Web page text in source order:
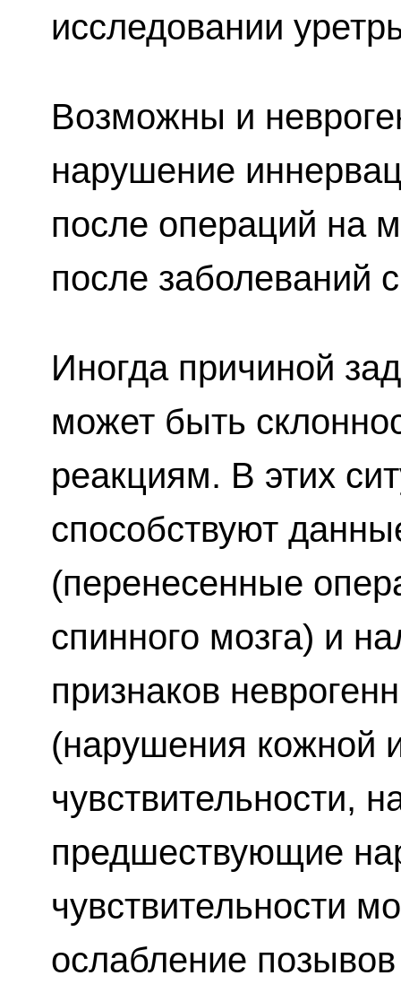
исследовании
Возможны и
нарушение
после операций на
после заболеваний
Иногда причиной
может быть
реакциям. В этих
способствуют
(перенесенные
спинного мозга) и
признаков
(нарушения кожной
чувствительности,
предшествующие
чувствительности
ослабление